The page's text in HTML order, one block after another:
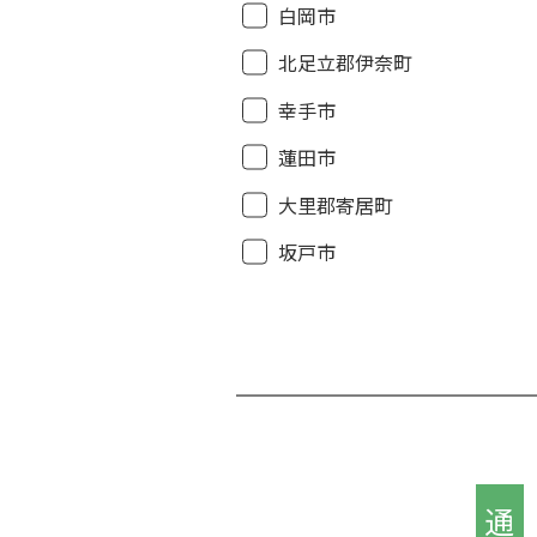
白岡市
北足立郡伊奈町
幸手市
蓮田市
大里郡寄居町
坂戸市